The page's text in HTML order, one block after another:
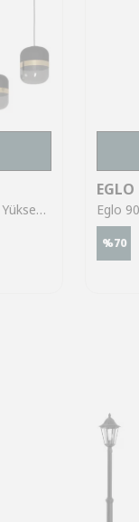
Eglo 39921 "SINSIGA" 150 Cm Yüksekliğinde Çelik Siyah Sarkıt Avize
EGLO
%70